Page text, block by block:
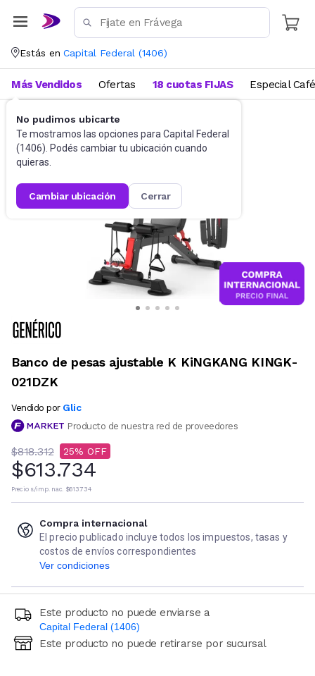
Estás en Capital Federal (1406)
No pudimos ubicarte
Te mostramos las opciones para Capital Federal
(1406). Podés cambiar tu ubicación cuando
quieras.
cambiar ubicación cerrar
Más Vendidos Ofertas 18 cuotas FIJAS Especial Café
Multigimnasios y bancos
Banco de pesas ajustable K KiNGKANG KINGK-
021DZK
Vendido por Glic
Producto de nuestra red de proveedores
$818.312 25
$613.734
Precio s/imp. nac. $613.734
Compra internacional
El precio publicado incluye todos los impuestos, tasas y
costos de envíos correspondientes
Ver condiciones
Este producto no puede enviarse a
Capital Federal (1406)
Ingresá código postal (sólo números)
Este producto no puede retirarse por sucursal